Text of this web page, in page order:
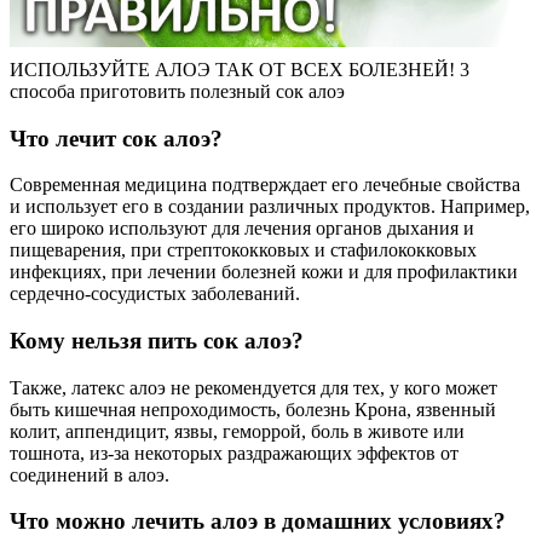
ИСПОЛЬЗУЙТЕ АЛОЭ ТАК ОТ ВСЕХ БОЛЕЗНЕЙ! 3
способа приготовить полезный сок алоэ
Что лечит сок алоэ?
Современная медицина подтверждает его лечебные свойства
и использует его в создании различных продуктов. Например,
его широко используют для лечения органов дыхания и
пищеварения, при стрептококковых и стафилококковых
инфекциях, при лечении болезней кожи и для профилактики
сердечно-сосудистых заболеваний.
Кому нельзя пить сок алоэ?
Также, латекс алоэ не рекомендуется для тех, у кого может
быть кишечная непроходимость, болезнь Крона, язвенный
колит, аппендицит, язвы, геморрой, боль в животе или
тошнота, из-за некоторых раздражающих эффектов от
соединений в алоэ.
Что можно лечить алоэ в домашних условиях?